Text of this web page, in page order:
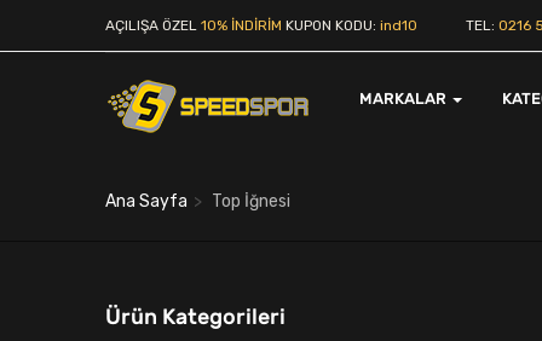
AÇILIŞA ÖZEL 10% İNDİRİM KUPON KODU: ind10 TEL: 0216
MARKALAR
Ana Sayfa Top İğnesi
Ürün Kategorileri